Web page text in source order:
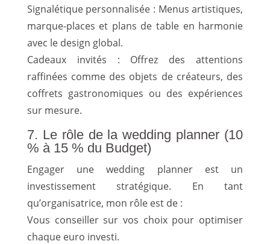
Signalétique personnalisée : Menus artistiques,
marque-places et plans de table en harmonie
avec le design global.
Cadeaux invités : Offrez des attentions
raffinées comme des objets de créateurs, des
coffrets gastronomiques ou des expériences
sur mesure.
7. Le rôle de la wedding planner (10
% à 15 % du Budget)
Engager une wedding planner est un
investissement stratégique. En tant
qu’organisatrice, mon rôle est de :
Vous conseiller sur vos choix pour optimiser
chaque euro investi.